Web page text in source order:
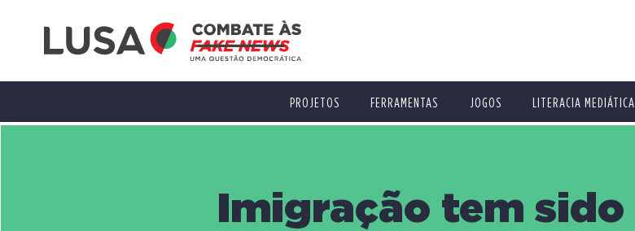
PROJETOS FERRAMENTAS JOGOS LITERACIA MEDIÁTICA
Imigração tem sido